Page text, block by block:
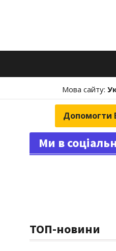
Мова сайту:
Допомогти
Ми в
ТОП-новини